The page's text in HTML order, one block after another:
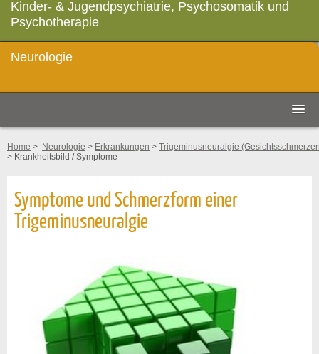
Kinder- & Jugendpsychiatrie, Psychosomatik und
Psychotherapie
Neurologie
Home > Neurologie > Erkrankungen > Trigeminusneuralgie
> Krankheitsbild / Symptome
Symptome und Schmerzform einer
Trigeminusneuralgie